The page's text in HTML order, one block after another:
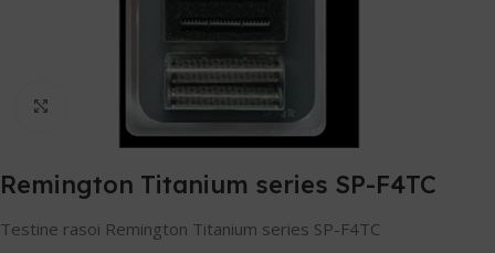
Clicca per ingrandire
Remington Titanium series SP-F4TC
Testine rasoi Remington Titanium series SP-F4TC